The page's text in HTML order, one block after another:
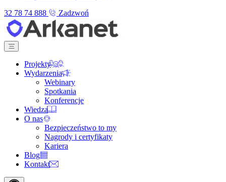
32 78 74 888
Zadzwoń
Projekty
Wydarzenia
Webinary
Spotkania
Konferencje
Wiedza
O nas
Bezpieczeństwo to my
Nagrody i certyfikaty
Kariera
Blog
Kontakt